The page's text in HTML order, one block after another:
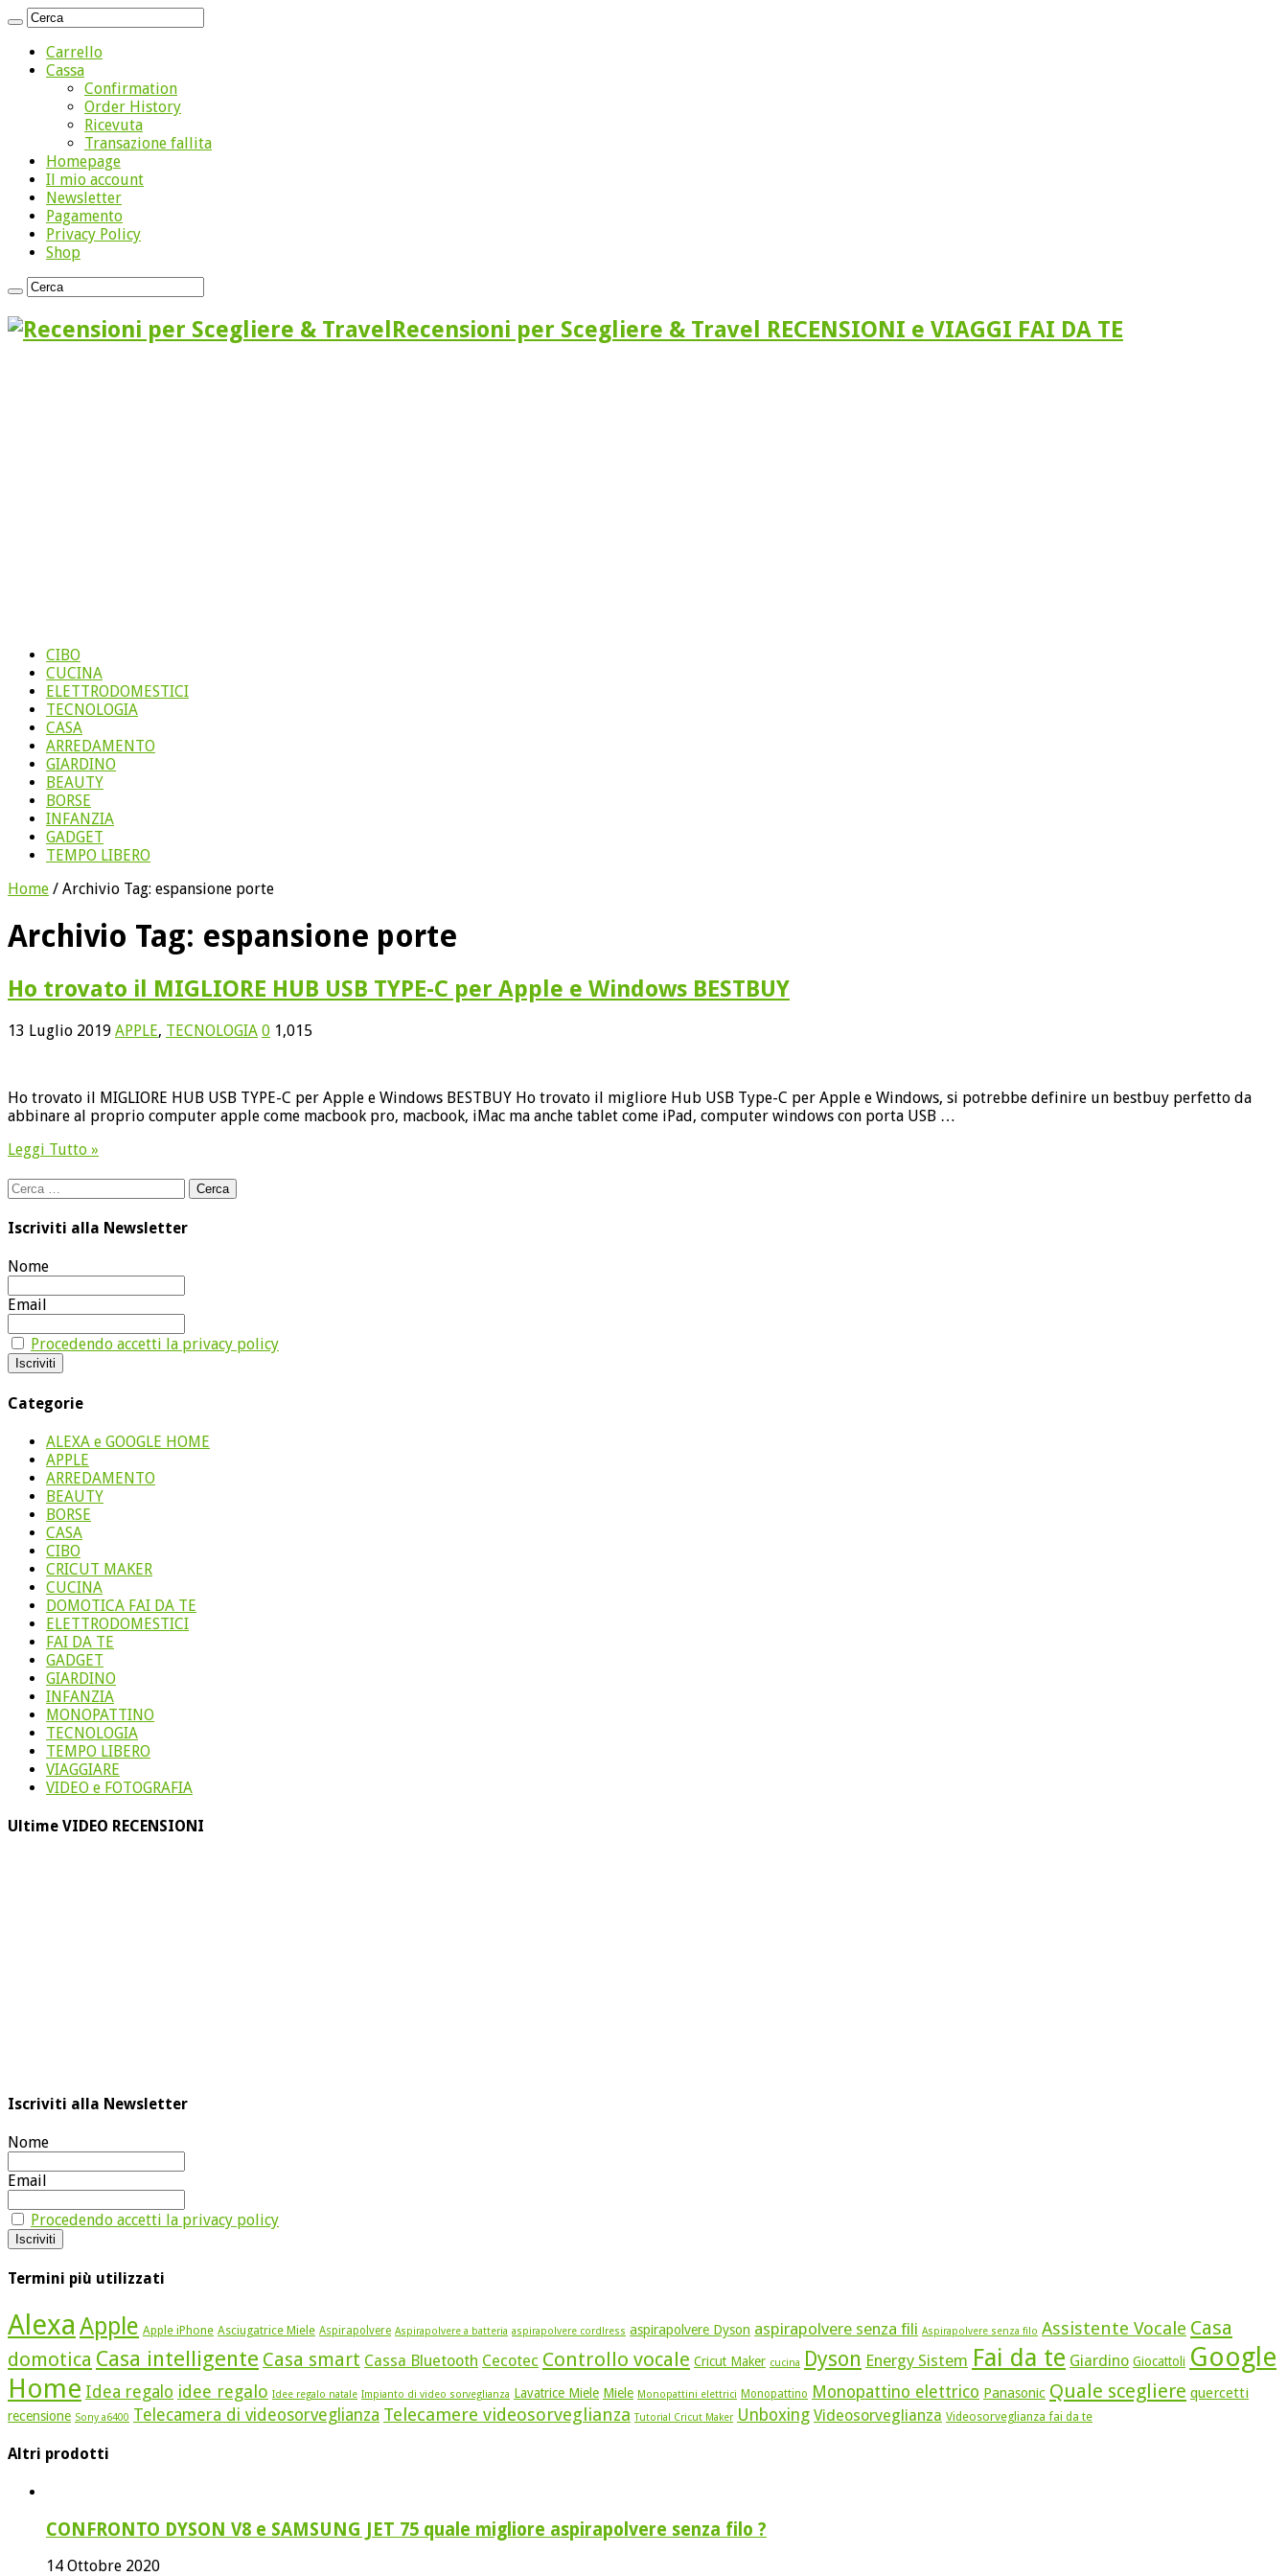
Carrello
Cassa
Confirmation
Order History
Ricevuta
Transazione fallita
Homepage
Il mio account
Newsletter
Pagamento
Privacy Policy
Shop
Recensioni per Scegliere & Travel RECENSIONI e VIAGGI FAI DA TE
CIBO
CUCINA
ELETTRODOMESTICI
TECNOLOGIA
CASA
ARREDAMENTO
GIARDINO
BEAUTY
BORSE
INFANZIA
GADGET
TEMPO LIBERO
Home / Archivio Tag: espansione porte
Archivio Tag: espansione porte
Ho trovato il MIGLIORE HUB USB TYPE-C per Apple e Windows BESTBUY
13 Luglio 2019 APPLE, TECNOLOGIA 0 1,015
Ho trovato il MIGLIORE HUB USB TYPE-C per Apple e Windows BESTBUY Ho trovato il migliore Hub USB Type-C per Apple e Windows, si potrebbe definire un bestbuy perfetto da
abbinare al proprio computer apple come macbook pro, macbook, iMac ma anche tablet come iPad, computer windows con porta USB …
Leggi Tutto »
Ricerca
per:
Iscriviti alla Newsletter
Nome
Email
Procedendo accetti la privacy policy
Categorie
ALEXA e GOOGLE HOME
APPLE
ARREDAMENTO
BEAUTY
BORSE
CASA
CIBO
CRICUT MAKER
CUCINA
DOMOTICA FAI DA TE
ELETTRODOMESTICI
FAI DA TE
GADGET
GIARDINO
INFANZIA
MONOPATTINO
TECNOLOGIA
TEMPO LIBERO
VIAGGIARE
VIDEO e FOTOGRAFIA
Ultime VIDEO RECENSIONI
Iscriviti alla Newsletter
Nome
Email
Procedendo accetti la privacy policy
Termini più utilizzati
Alexa Apple Apple iPhone Asciugatrice Miele Aspirapolvere Aspirapolvere a batteria aspirapolvere cordlress aspirapolvere Dyson aspirapolvere senza fili Aspirapolvere senza filo Assistente Vocale Casa
domotica Casa intelligente Casa smart Cassa Bluetooth Cecotec Controllo vocale Cricut Maker cucina Dyson Energy Sistem Fai da te Giardino Giocattoli Google
Home Idea regalo idee regalo Idee regalo natale Impianto di video sorveglianza Lavatrice Miele Miele Monopattini elettrici Monopattino Monopattino elettrico Panasonic Quale scegliere quercetti
recensione Sony a6400 Telecamera di videosorveglianza Telecamere videosorveglianza Tutorial Cricut Maker Unboxing Videosorveglianza Videosorveglianza fai da te
Altri prodotti
CONFRONTO DYSON V8 e SAMSUNG JET 75 quale migliore aspirapolvere senza filo ?
14 Ottobre 2020